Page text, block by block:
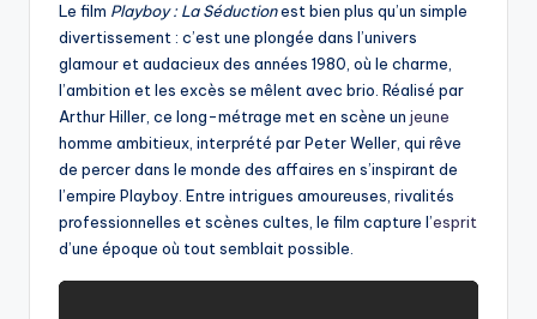
Le film Playboy : La Séductionest bien plus qu’un simple
divertissement : c’est une plongée dans l’univers
glamour et audacieux des années 1980, où le charme,
l’ambition et les excès se mêlent avec brio. Réalisé par
Arthur Hiller, ce long-métrage met en scène un jeune
homme ambitieux, interprété par Peter Weller, qui rêve
de percer dans le monde des affaires en s’inspirant de
l’empire Playboy. Entre intrigues amoureuses, rivalités
professionnelles et scènes cultes, le film capture l’esprit
d’une époque où tout semblait possible.